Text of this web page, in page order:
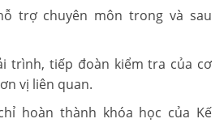
trợ chuyên môn trong và sau
trình, tiếp đoàn kiểm tra của cơ
vị liên quan.
hoàn thành khóa học của Kế